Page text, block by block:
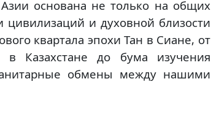
основана не только на общих
и духовной близости
квартала эпохи Тан в Сиане, от
в Казахстане до бума изучения
обмены между нашими